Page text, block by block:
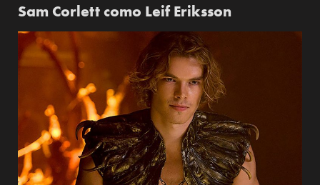
Sam Corlett como Leif Eriksson